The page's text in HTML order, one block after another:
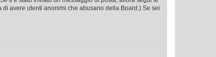
avere utenti anonimi che abusano della Board.) Se sei